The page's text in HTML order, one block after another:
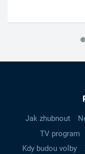
Jak zhubnout
TV program
Kdy budou volby